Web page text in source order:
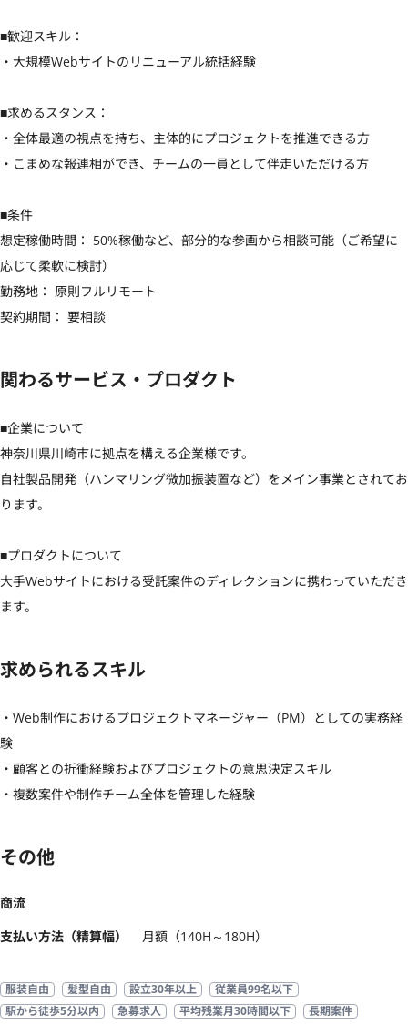
■歓迎スキル：
・大規模Webサイトのリニューアル統括経験
■求めるスタンス：
・全体最適の視点を持ち、主体的にプロジェクトを推進できる方
・こまめな報連相ができ、チームの一員として伴走いただける方
■条件
想定稼働時間： 50%稼働など、部分的な参画から相談可能（ご希望に
応じて柔軟に検討）
勤務地： 原則フルリモート
契約期間： 要相談
関わるサービス・プロダクト
■企業について
神奈川県川崎市に拠点を構える企業様です。
自社製品開発（ハンマリング微加振装置など）をメイン事業とされてお
ります。
■プロダクトについて
大手Webサイトにおける受託案件のディレクションに携わっていただき
ます。
求められるスキル
・Web制作におけるプロジェクトマネージャー（PM）としての実務経
験
・顧客との折衝経験およびプロジェクトの意思決定スキル
・複数案件や制作チーム全体を管理した経験
その他
商流
支払い方法（精算幅）
月額（140H～180H）
服装自由 髪型自由 設立30年以上
従業員99名以下
駅から徒歩5分以内
急募求人 平均残業月30時間以下 長期案件